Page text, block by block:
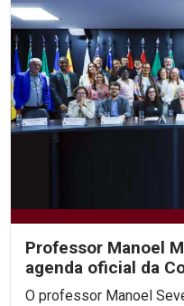
Professor Manoel
agenda oficial da
lado da Ministra...
O professor Manoel